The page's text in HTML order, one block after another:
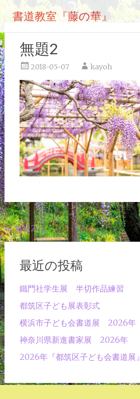
テ
ン
ツ
へ
ス
キ
ッ
プ
書道教室『藤の華』
無題2
2018-05-07 kayoh
投
稿
ナ
ビ
ゲ
ー
シ
ョ
ン
←無題2
最近の投稿
鐵門社学生展 半切作品練習
都筑区子ども展表彰式
横浜市子ども会書道展 2026年
神奈川県新進書家展 2026年
2026年『都筑区子ども会書道展』